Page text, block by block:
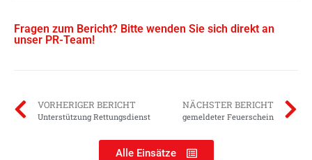
Fragen zum Bericht? Bitte wenden Sie sich direkt an
unser PR-Team!
VORHERIGER BERICHT
Unterstützung Rettungsdienst
NÄCHSTER BERICHT
gemeldeter Feuerschein
Alle Einsätze